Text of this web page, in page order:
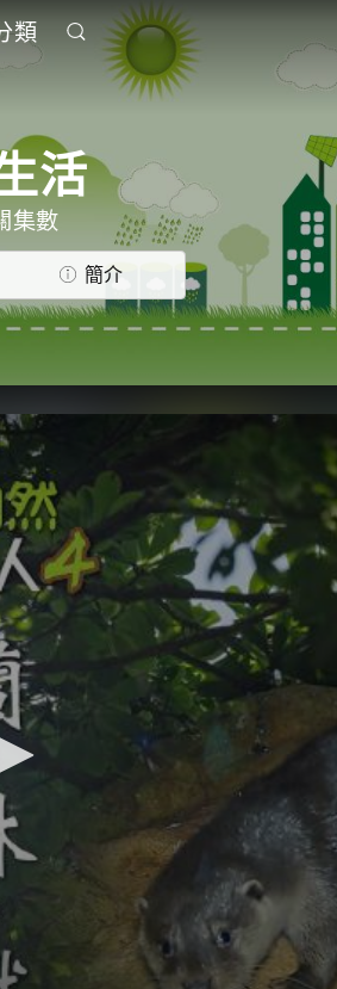
類
活
集數
簡介